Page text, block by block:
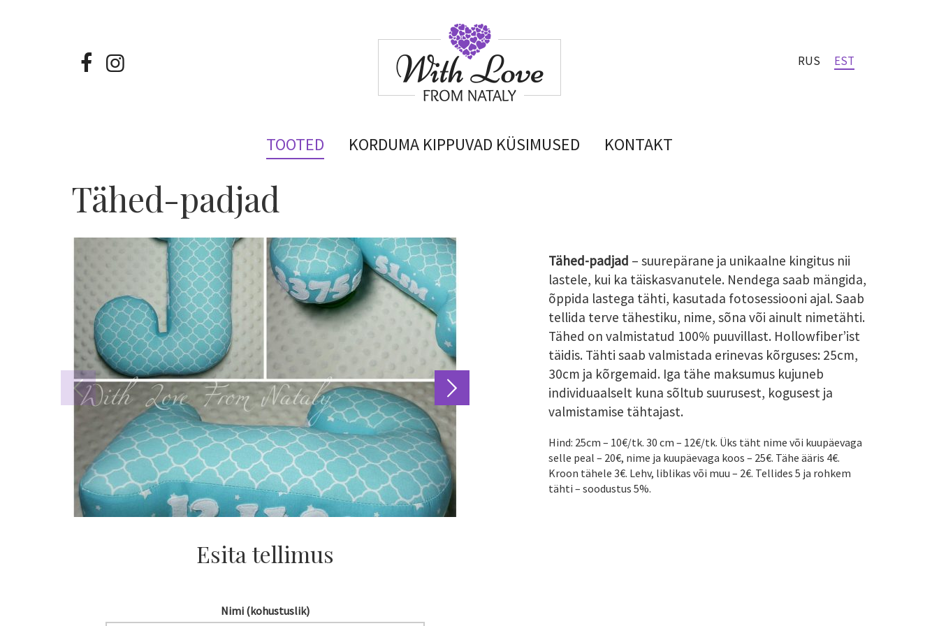
RUS EST
TOOTED KORDUMA KIPPUVAD KÜSIMUSED KONTAKT
Tähed-padjad
Esita tellimus
Nimi (kohustuslik)
Tähed-padjad – suurepärane ja unikaalne kingitus nii
lastele, kui ka täiskasvanutele. Nendega saab mängida,
õppida lastega tähti, kasutada fotosessiooni ajal. Saab
tellida terve tähestiku, nime, sõna või ainult nimetähti.
Tähed on valmistatud 100% puuvillast. Hollowfiber’ist
täidis. Tähti saab valmistada erinevas kõrguses: 25cm,
30cm ja kõrgemaid. Iga tähe maksumus kujuneb
individuaalselt kuna sõltub suurusest, kogusest ja
valmistamise tähtajast.
Hind: 25cm – 10€/tk. 30 cm – 12€/tk. Üks täht nime või kuupäevaga
selle peal – 20€, nime ja kuupäevaga koos – 25€. Tähe ääris 4€.
Kroon tähele 3€. Lehv, liblikas või muu – 2€. Tellides 5 ja rohkem
tähti – soodustus 5%.